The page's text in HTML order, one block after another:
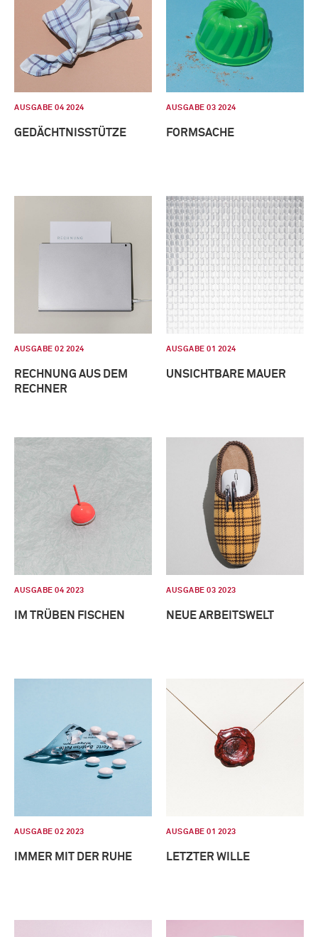
AUSGABE 04 2024
GEDÄCHTNISSTÜTZE
AUSGABE 03 2024
FORMSACHE
AUSGABE 02 2024
RECHNUNG AUS DEM
RECHNER
AUSGABE 01 2024
UNSICHTBARE MAUER
AUSGABE 04 2023
IM TRÜBEN FISCHEN
AUSGABE 03 2023
NEUE ARBEITSWELT
AUSGABE 02 2023
IMMER MIT DER RUHE
AUSGABE 01 2023
LETZTER WILLE